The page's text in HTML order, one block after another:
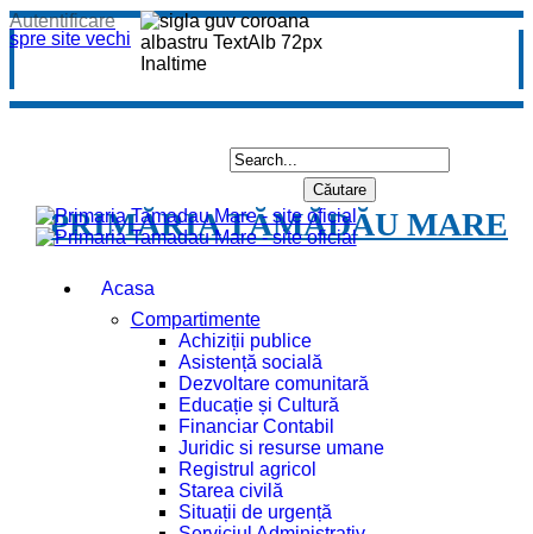
spre site vechi
Autentificare
PRIMĂRIA TĂMĂDĂU MARE
Acasa
Compartimente
Achiziții publice
Asistență socială
Dezvoltare comunitară
Educație și Cultură
Financiar Contabil
Juridic si resurse umane
Registrul agricol
Starea civilă
Situații de urgență